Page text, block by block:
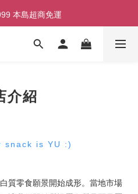
即享100元購物金！
本島超商免運
本島宅配免運
介紹
snack is YU :)
質零食願景開始成形。當地市場